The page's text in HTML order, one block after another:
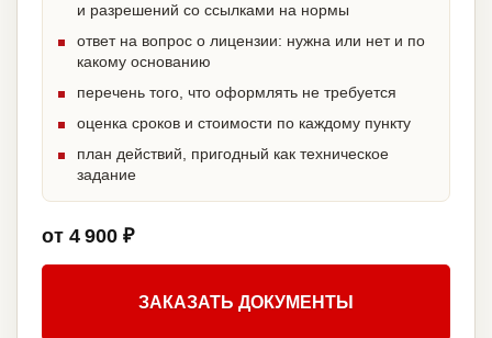
и разрешений со ссылками на нормы
ответ на вопрос о лицензии: нужна или нет и по
какому основанию
перечень того, что оформлять не требуется
оценка сроков и стоимости по каждому пункту
план действий, пригодный как техническое
задание
от 4 900 ₽
ЗАКАЗАТЬ ДОКУМЕНТЫ